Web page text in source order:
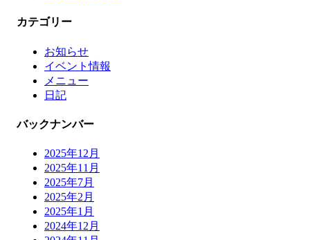
カテゴリー
お知らせ
イベント情報
メニュー
日記
バックナンバー
2025年12月
2025年11月
2025年7月
2025年2月
2025年1月
2024年12月